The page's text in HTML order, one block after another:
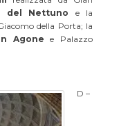
del Nettuno e la
della Porta; la
Agone e Palazzo
D –